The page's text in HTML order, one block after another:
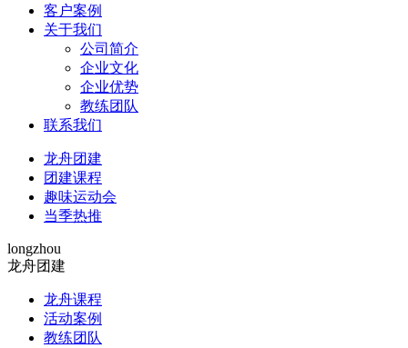
客户案例
关于我们
公司简介
企业文化
企业优势
教练团队
联系我们
龙舟团建
团建课程
趣味运动会
当季热推
longzhou
龙舟团建
龙舟课程
活动案例
教练团队